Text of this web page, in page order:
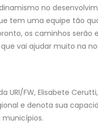
no
tem uma equipe tão
os caminhos
vai ajudar muito na
URI/FW, Elisabete
e denota sua